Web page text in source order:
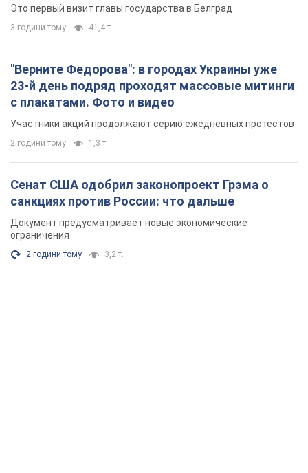
Это первый визит главы государства в Белград
3 години тому 41,4 т.
"Верните Федорова": в городах Украины уже
23-й день подряд проходят массовые митинги
с плакатами. Фото и видео
Участники акций продолжают серию ежедневных протестов
2 години тому 1,3 т.
Сенат США одобрил законопроект Грэма о
санкциях против России: что дальше
Документ предусматривает новые экономические
ограничения
2 години тому 3,2 т.